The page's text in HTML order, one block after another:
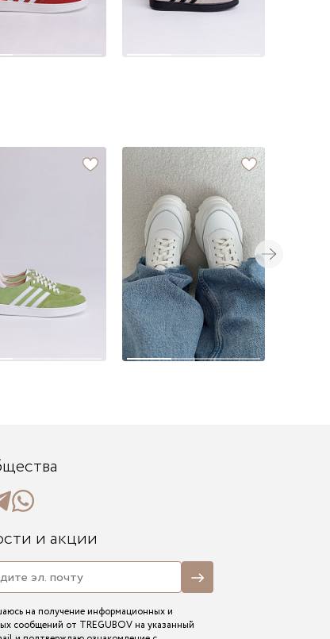
и акции
на получение информационных и
сообщений от TREGUBOV на указанный